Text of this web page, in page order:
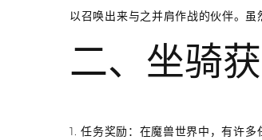
以召唤出来与之并肩作战的伙伴。
二、坐骑
1. 任务奖励：在魔兽世界中，有许